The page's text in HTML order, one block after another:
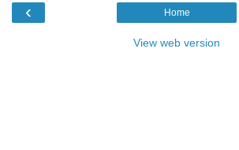
‹ Home
View web version